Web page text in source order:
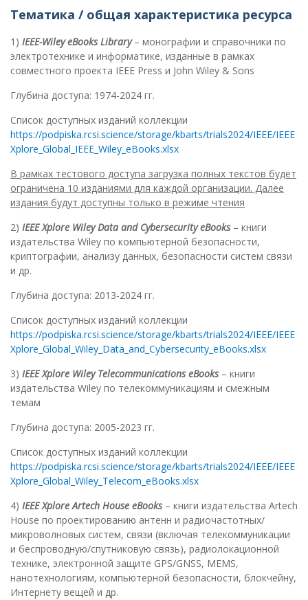
Тематика / общая характеристика ресурса
1) IEEE-Wiley eBooks Library– монографии и справочники по
электротехнике и информатике, изданные в рамках
совместного проекта IEEE Press и John Wiley & Sons
Глубина доступа: 1974-2024 гг.
Список доступных изданий коллекции
https://podpiska.rcsi.science/storage/kbarts/trials2024/IEEE/IEEE
Xplore_Global_IEEE_Wiley_eBooks.xlsx
В рамках тестового доступа загрузка полных текстов будет
ограничена 10 изданиями для каждой организации. Далее
издания будут доступны только в режиме чтения
2) IEEE Xplore Wiley Data and Cybersecurity eBooks– книги
издательства Wiley по компьютерной безопасности,
криптографии, анализу данных, безопасности систем связи
и др.
Глубина доступа: 2013-2024 гг.
Список доступных изданий коллекции
https://podpiska.rcsi.science/storage/kbarts/trials2024/IEEE/IEEE
Xplore_Global_Wiley_Data_and_Cybersecurity_eBooks.xlsx
3) IEEE Xplore Wiley Telecommunications eBooks– книги
издательства Wiley по телекоммуникациям и смежным
темам
Глубина доступа: 2005-2023 гг.
Список доступных изданий коллекции
https://podpiska.rcsi.science/storage/kbarts/trials2024/IEEE/IEEE
Xplore_Global_Wiley_Telecom_eBooks.xlsx
4) IEEE Xplore Artech House eBooks– книги издательства Artech
House по проектированию антенн и радиочастотных/
микроволновых систем, связи (включая телекоммуникации
и беспроводную/спутниковую связь), радиолокационной
технике, электронной защите GPS/GNSS, MEMS,
нанотехнологиям, компьютерной безопасности, блокчейну,
Интернету вещей и др.